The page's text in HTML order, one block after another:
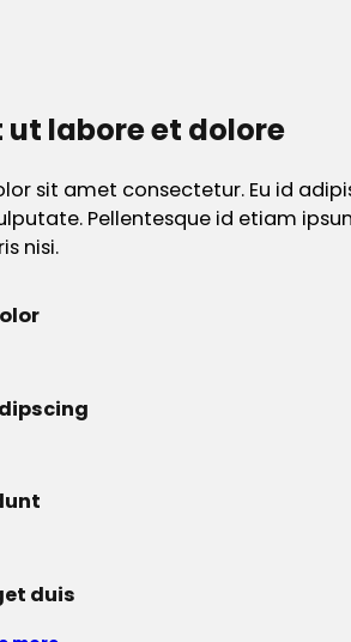
labore et dolore
sit amet consectetur. Eu id
Pellentesque id etiam
nisi.
duis